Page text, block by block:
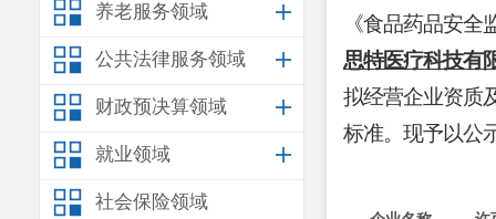
养老服务领域
公共法律服务领域
财政预决算领域
就业领域
社会保险领域
《食品药品安
思特医疗科技有
拟经营企业资质
标准。现予以公